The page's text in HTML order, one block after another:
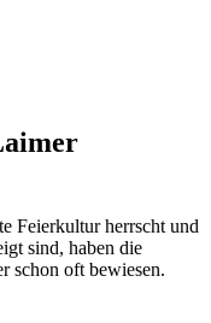
Feierkultur herrscht und
sind, haben die
schon oft bewiesen.